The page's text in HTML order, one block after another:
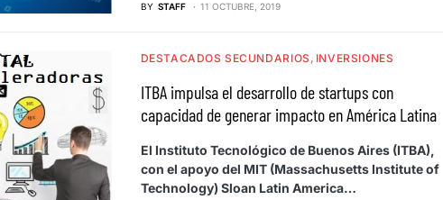
BY STAFF 11 OCTUBRE, 2019
DESTACADOS SECUNDARIOS INVERSIONES
ITBA impulsa el desarrollo de startups con
capacidad de generar impacto en América Latina
El Instituto Tecnológico de Buenos Aires (ITBA),
con el apoyo del MIT (Massachusetts Institute of
Technology) Sloan Latin America…